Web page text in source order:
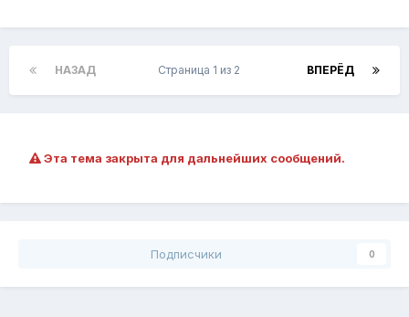
НАЗАД ВПЕРЁД
Страница 1 из 2
Эта тема закрыта для дальнейших сообщений.
Подписчики 0